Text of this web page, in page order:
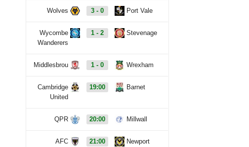
Wolves 3 - 0 Port Vale
Wycombe
Wanderers
1 - 2 Stevenage
Middlesbrou 1 - 0 Wrexham
Cambridge
United
19:00 Barnet
QPR 20:00 Millwall
AFC
21:00
Newport